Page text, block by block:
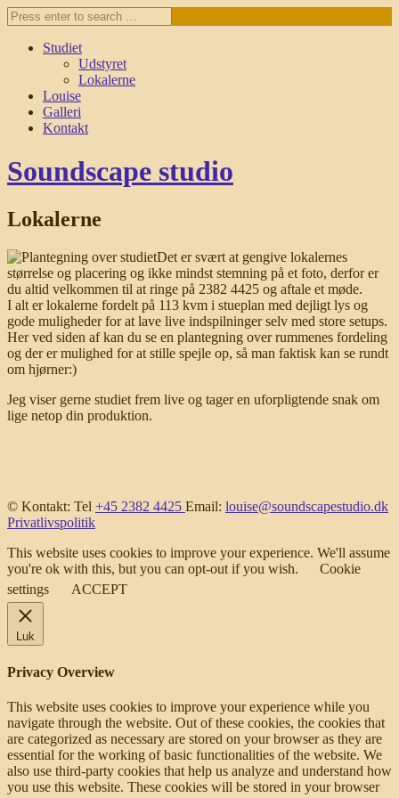
Studiet
Udstyret
Lokalerne
Louise
Galleri
Kontakt
Soundscape studio
Lokalerne
Det er svært at gengive lokalernes
størrelse og placering og ikke mindst stemning på et foto, derfor er
du altid velkommen til at ringe på 2382 4425 og aftale et møde.
I alt er lokalerne fordelt på 113 kvm i stueplan med dejligt lys og
gode muligheder for at lave live indspilninger selv med store setups.
Her ved siden af kan du se en plantegning over rummenes fordeling
og der er mulighed for at stille spejle op, så man faktisk kan se rundt
om hjørner:)
Jeg viser gerne studiet frem live og tager en uforpligtende snak om
lige netop din produktion.
© Kontakt: Tel +45 2382 4425 Email: louise@soundscapestudio.dk
Privatlivspolitik
This website uses cookies to improve your experience. We'll assume
you're ok with this, but you can opt-out if you wish.
Cookie
settings
ACCEPT
Luk
Privacy Overview
This website uses cookies to improve your experience while you
navigate through the website. Out of these cookies, the cookies that
are categorized as necessary are stored on your browser as they are
essential for the working of basic functionalities of the website. We
also use third-party cookies that help us analyze and understand how
you use this website. These cookies will be stored in your browser